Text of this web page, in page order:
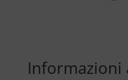
Informazioni